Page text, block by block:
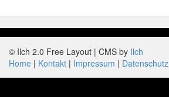
© Ilch 2.0 Free Layout | CMS by Ilch
Home
Kontakt Impressum Datenschutz